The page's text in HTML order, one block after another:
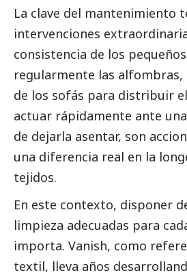
La clave del mantenimiento
intervenciones
consistencia de los
regularmente las alfombras,
de los sofás para distribuir
actuar rápidamente ante
de dejarla asentar, son
una diferencia real en la
tejidos.
En este contexto, disponer
limpieza adecuadas para
importa. Vanish, como
textil, lleva años